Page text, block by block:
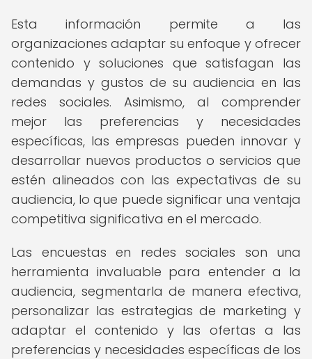
Esta información permite a las
organizaciones adaptar su enfoque y ofrecer
contenido y soluciones que satisfagan las
demandas y gustos de su audiencia en las
redes sociales. Asimismo, al comprender
mejor las preferencias y necesidades
específicas, las empresas pueden innovar y
desarrollar nuevos productos o servicios que
estén alineados con las expectativas de su
audiencia, lo que puede significar una ventaja
competitiva significativa en el mercado.
Las encuestas en redes sociales son una
herramienta invaluable para entender a la
audiencia, segmentarla de manera efectiva,
personalizar las estrategias de marketing y
adaptar el contenido y las ofertas a las
preferencias y necesidades específicas de los